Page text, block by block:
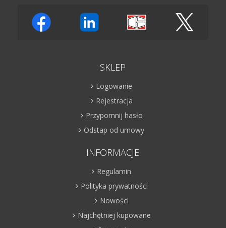
SKLEP
Logowanie
Rejestracja
Przypomnij hasło
Odstap od umowy
INFORMACJE
Regulamin
Polityka prywatności
Nowości
Najchętniej kupowane